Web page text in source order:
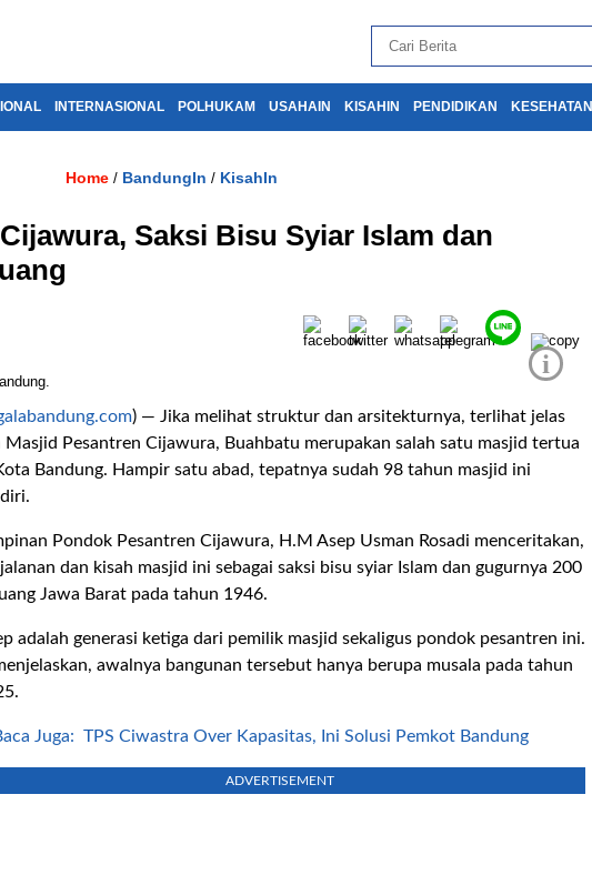
INTERNASIONAL POLHUKAM USAHAIN KISAHIN PENDIDIKAN KESEHATAN
Home / BandungIn / KisahIn
Saksi Bisu Syiar Islam dan
i
) — Jika melihat struktur dan arsitekturnya, terlihat jelas
Masjid Pesantren Cijawura, Buahbatu merupakan salah satu masjid tertua
Bandung. Hampir satu abad, tepatnya sudah 98 tahun masjid ini
Pondok Pesantren Cijawura, H.M Asep Usman Rosadi menceritakan,
dan kisah masjid ini sebagai saksi bisu syiar Islam dan gugurnya 200
Jawa Barat pada tahun 1946.
adalah generasi ketiga dari pemilik masjid sekaligus pondok pesantren ini.
awalnya bangunan tersebut hanya berupa musala pada tahun
Juga: TPS Ciwastra Over Kapasitas, Ini Solusi Pemkot Bandung
ADVERTISEMENT